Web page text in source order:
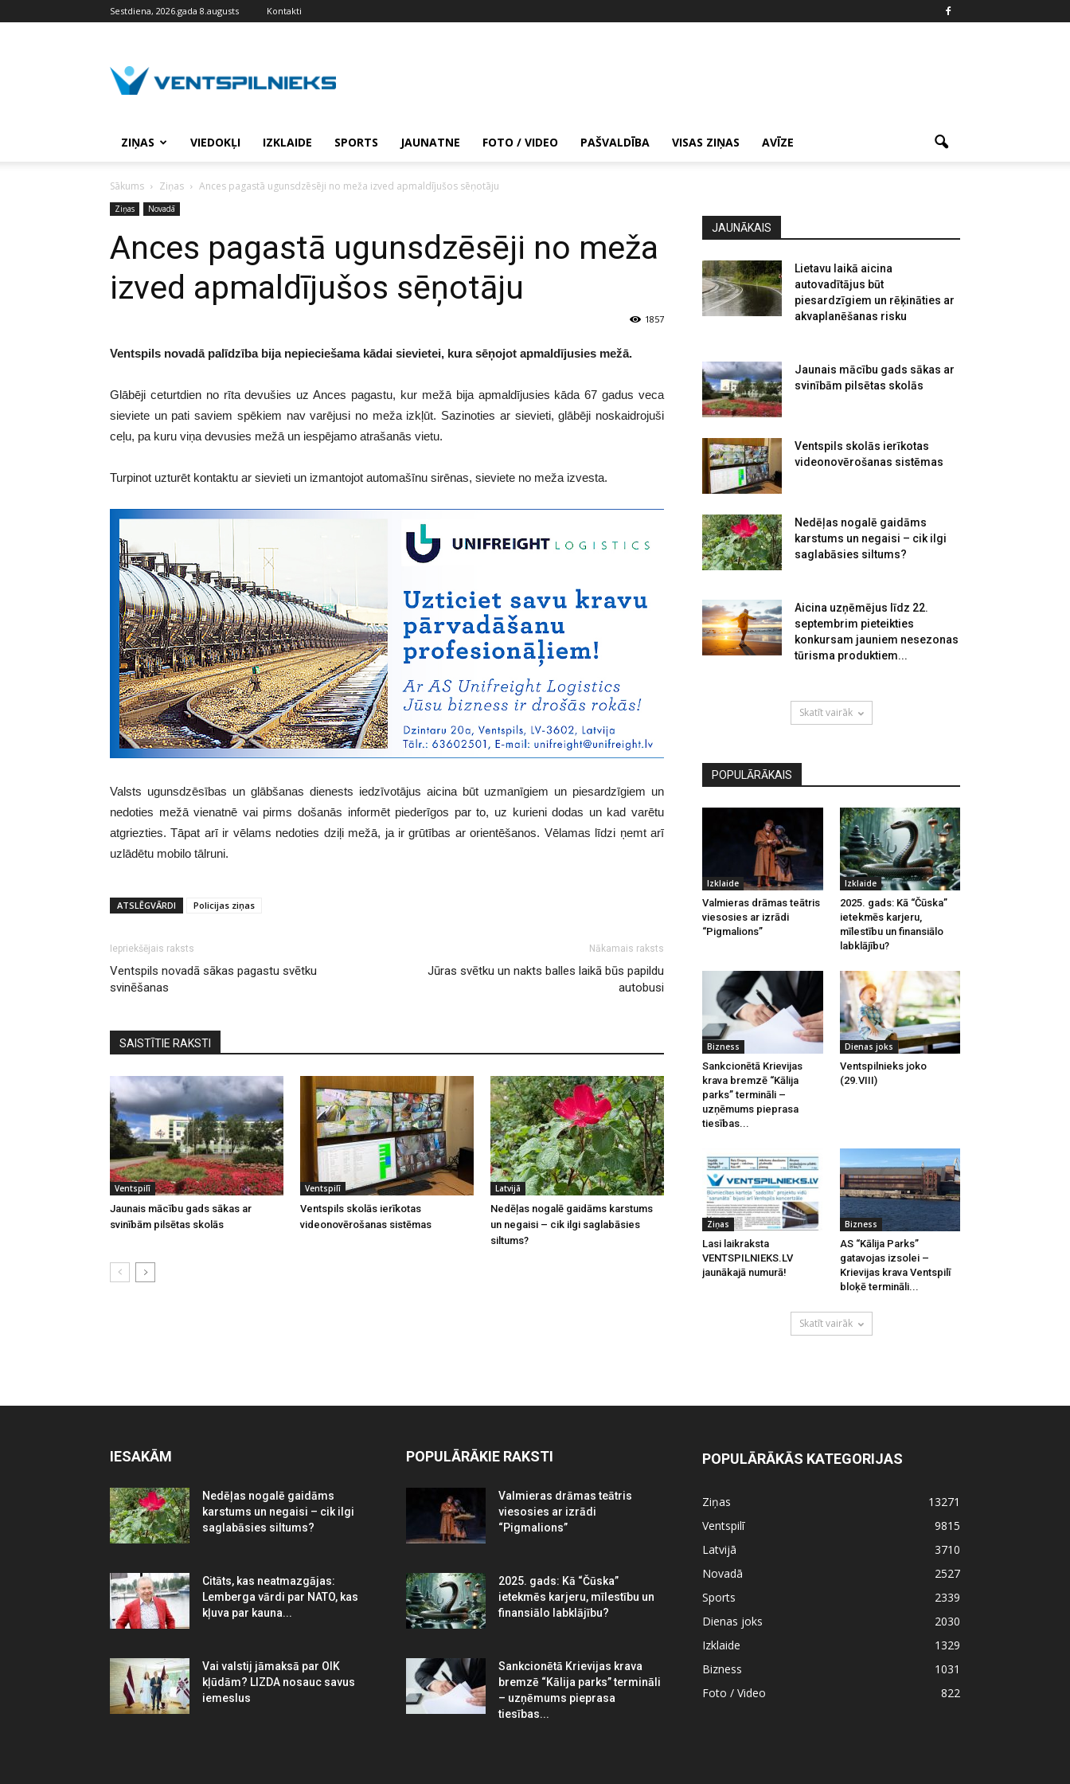
Sestdiena, 2026.gada 8.augusts Kontakti
ZIŅAS VIEDOKĻI IZKLAIDE SPORTS JAUNATNE FOTO / VIDEO PAŠVALDĪBA VISAS ZIŅAS AVĪZE
Sākums Ziņas Ances pagastā ugunsdzēsēji no meža izved apmaldījušos sēņotāju
Ziņas Novadā
Ances pagastā ugunsdzēsēji no meža
izved apmaldījušos sēņotāju
1857
Ventspils novadā palīdzība bija nepieciešama kādai sievietei, kura sēņojot apmaldījusies mežā.
Glābēji ceturtdien no rīta devušies uz Ances pagastu, kur mežā bija apmaldījusies kāda 67 gadus veca
sieviete un pati saviem spēkiem nav varējusi no meža izkļūt. Sazinoties ar sievieti, glābēji noskaidrojuši
ceļu, pa kuru viņa devusies mežā un iespējamo atrašanās vietu.
Turpinot uzturēt kontaktu ar sievieti un izmantojot automašīnu sirēnas, sieviete no meža izvesta.
Valsts ugunsdzēsības un glābšanas dienests iedzīvotājus aicina būt uzmanīgiem un piesardzīgiem un
nedoties mežā vienatnē vai pirms došanās informēt piederīgos par to, uz kurieni dodas un kad varētu
atgriezties. Tāpat arī ir vēlams nedoties dziļi mežā, ja ir grūtības ar orientēšanos. Vēlamas līdzi ņemt arī
uzlādētu mobilo tālruni.
ATSLĒGVĀRDI Policijas ziņas
Iepriekšējais raksts
Ventspils novadā sākas pagastu svētku
svinēšanas
Nākamais raksts
Jūras svētku un nakts balles laikā būs papildu
autobusi
SAISTĪTIE RAKSTI
Ventspilī
Jaunais mācību gads sākas ar
svinībām pilsētas skolās
Ventspilī
Ventspils skolās ierīkotas
videonovērošanas sistēmas
Latvijā
Nedēļas nogalē gaidāms karstums
un negaisi – cik ilgi saglabāsies
siltums?
JAUNĀKAIS
Lietavu laikā aicina
autovadītājus būt
piesardzīgiem un rēķināties ar
akvaplanēšanas risku
Jaunais mācību gads sākas ar
svinībām pilsētas skolās
Ventspils skolās ierīkotas
videonovērošanas sistēmas
Nedēļas nogalē gaidāms
karstums un negaisi – cik ilgi
saglabāsies siltums?
Aicina uzņēmējus līdz 22.
septembrim pieteikties
konkursam jauniem nesezonas
tūrisma produktiem...
Skatīt vairāk
POPULĀRĀKAIS
Izklaide
Valmieras drāmas teātris
viesosies ar izrādi
“Pigmalions”
Izklaide
2025. gads: Kā “Čūska”
ietekmēs karjeru,
mīlestību un finansiālo
labklājību?
Bizness
Sankcionētā Krievijas
krava bremzē “Kālija
parks” termināli –
uzņēmums pieprasa
tiesības...
Dienas joks
Ventspilnieks joko
(29.VIII)
Ziņas
Lasi laikraksta
VENTSPILNIEKS.LV
jaunākajā numurā!
Bizness
AS “Kālija Parks”
gatavojas izsolei –
Krievijas krava Ventspilī
bloķē termināli...
Skatīt vairāk
IESAKĀM
Nedēļas nogalē gaidāms
karstums un negaisi – cik ilgi
saglabāsies siltums?
Citāts, kas neatmazgājas:
Lemberga vārdi par NATO, kas
kļuva par kauna...
Vai valstij jāmaksā par OIK
kļūdām? LIZDA nosauc savus
iemeslus
POPULĀRĀKIE RAKSTI
Valmieras drāmas teātris
viesosies ar izrādi
“Pigmalions”
2025. gads: Kā “Čūska”
ietekmēs karjeru, mīlestību un
finansiālo labklājību?
Sankcionētā Krievijas krava
bremzē “Kālija parks” termināli
– uzņēmums pieprasa
tiesības...
POPULĀRĀKĀS KATEGORIJAS
Ziņas
13271
Ventspilī
9815
Latvijā
3710
Novadā
2527
Sports
2339
Dienas joks
2030
Izklaide
1329
Bizness
1031
Foto / Video
822